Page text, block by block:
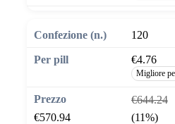
120
€4.76
Migliore
€644.24
€570.94
(11%)